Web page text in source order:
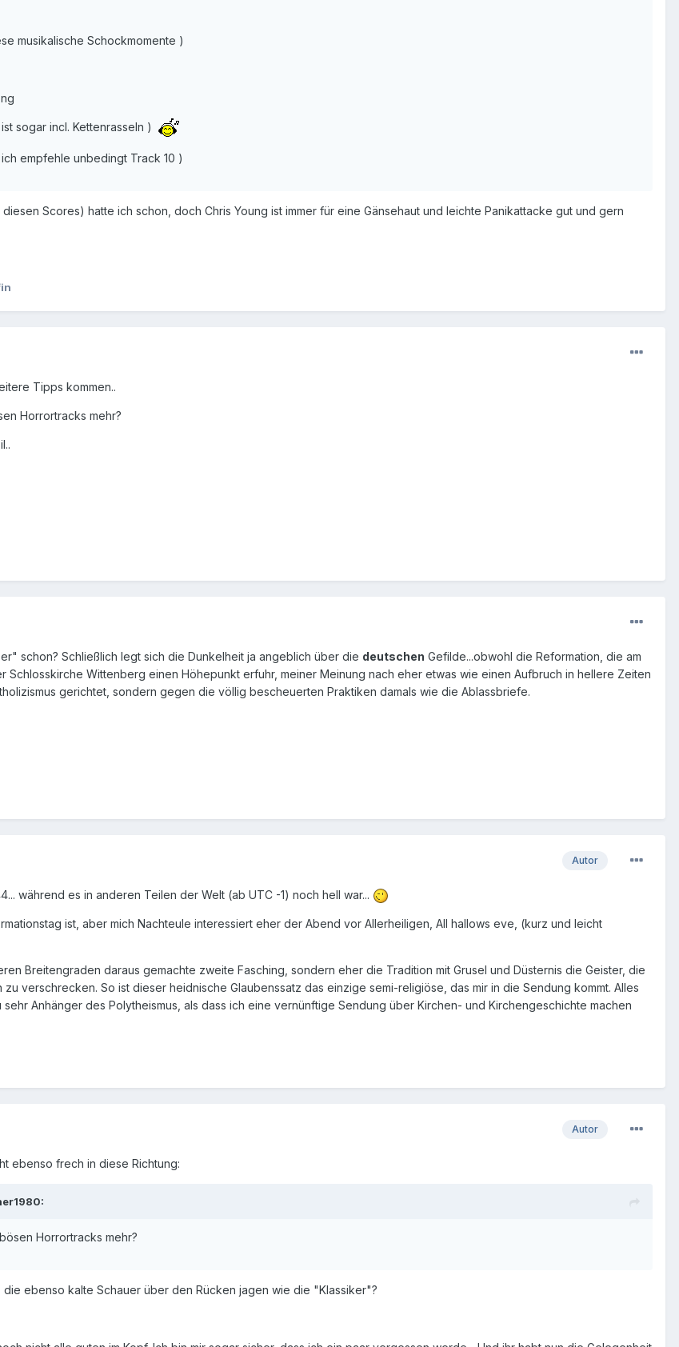
musikalische Schockmomente )
sogar incl. Kettenrasseln )
empfehle unbedingt Track 10 )
Scores) hatte ich schon, doch Chris Young ist immer für eine Gänsehaut und leichte Panikattacke gut und gern
Tipps kommen..
Horrortracks mehr?
schon? Schließlich legt sich die Dunkelheit ja angeblich über die deutschen Gefilde...obwohl die Reformation, die am
Schlosskirche Wittenberg einen Höhepunkt erfuhr, meiner Meinung nach eher etwas wie einen Aufbruch in hellere Zeiten
gerichtet, sondern gegen die völlig bescheuerten Praktiken damals wie die Ablassbriefe.
Autor
während es in anderen Teilen der Welt (ab UTC -1) noch hell war...
ist, aber mich Nachteule interessiert eher der Abend vor Allerheiligen, All hallows eve, (kurz und leicht
Breitengraden daraus gemachte zweite Fasching, sondern eher die Tradition mit Grusel und Düsternis die Geister, die
verschrecken. So ist dieser heidnische Glaubenssatz das einzige semi-religiöse, das mir in die Sendung kommt. Alles
Anhänger des Polytheismus, als dass ich eine vernünftige Sendung über Kirchen- und Kirchengeschichte machen
Autor
ebenso frech in diese Richtung:
Horrortracks mehr?
ebenso kalte Schauer über den Rücken jagen wie die "Klassiker"?